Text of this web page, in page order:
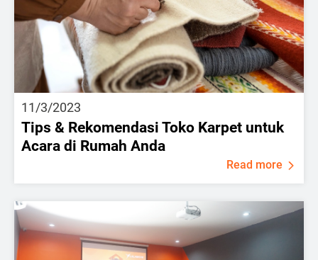
11/3/2023
Tips & Rekomendasi Toko Karpet untuk
Acara di Rumah Anda
Read more